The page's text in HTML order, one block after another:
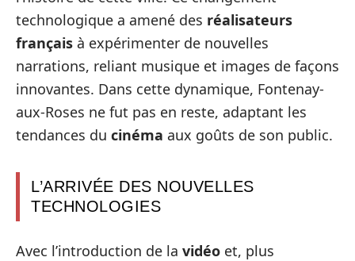
technologique a amené des réalisateurs
français à expérimenter de nouvelles
narrations, reliant musique et images de façons
innovantes. Dans cette dynamique, Fontenay-
aux-Roses ne fut pas en reste, adaptant les
tendances du cinéma aux goûts de son public.
L’ARRIVÉE DES NOUVELLES
TECHNOLOGIES
Avec l’introduction de la vidéo et, plus